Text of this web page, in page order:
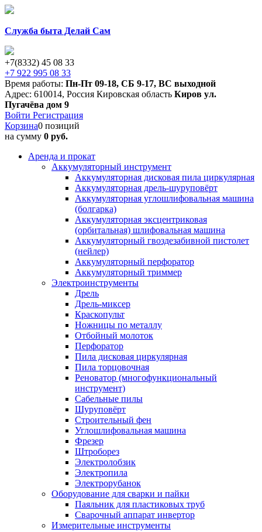
Служба быта Делай Сам
+7(8332) 45 08 33
+7 922 995 08 33
Время работы: Пн-Пт 09-18, СБ 9-17, ВС выходной
Адрес: 610014, Россия Кировская область Киров ул.
Пугачёва дом 9
Войти Регистрация
Корзина0 позиций
на сумму 0 руб.
Аренда и прокат
Аккумуляторный инструмент
Аккумуляторная дисковая пила циркулярная
Аккумуляторная дрель-шуруповёрт
Аккумуляторная углошлифовальная машина
(болгарка)
Аккумуляторная эксцентриковая
(орбитальная) шлифовальная машина
Аккумуляторный гвоздезабивной пистолет
(нейлер)
Аккумуляторный перфоратор
Аккумуляторный триммер
Электроинструменты
Дрель
Дрель-миксер
Краскопульт
Ножницы по металлу
Отбойный молоток
Перфоратор
Пила дисковая циркулярная
Пила торцовочная
Реноватор (многофункциональный
инструмент)
Сабельные пилы
Шуруповёрт
Строительный фен
Углошлифовальная машина
Фрезер
Штроборез
Электролобзик
Электропила
Электрорубанок
Оборудование для сварки и пайки
Паяльник для пластиковых труб
Сварочный аппарат инвертор
Измерительные инструменты